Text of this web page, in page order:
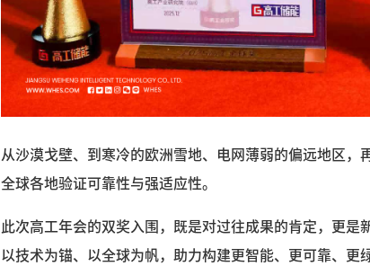
从沙漠戈壁、到寒冷的欧洲雪地、电网薄弱的偏远地区
全球各地验证可靠性与强适应性。
此次高工年会的双奖入围，既是对过往成果的肯定，更
以技术为锚、以全球为帆，助力构建更智能、更可靠、更